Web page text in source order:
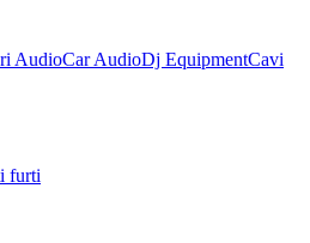
AudioCar AudioDj EquipmentCavi
furti